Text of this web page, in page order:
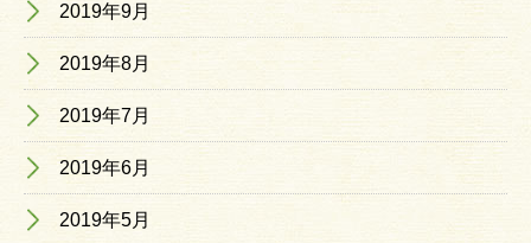
2019年9月
2019年8月
2019年7月
2019年6月
2019年5月